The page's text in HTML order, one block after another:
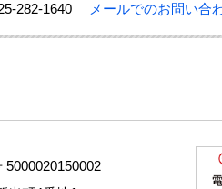
282-1640 メールでのお問い合
5000020150002